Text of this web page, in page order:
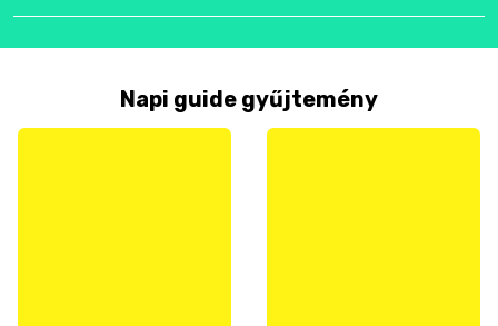
Napi guide gyűjtemény